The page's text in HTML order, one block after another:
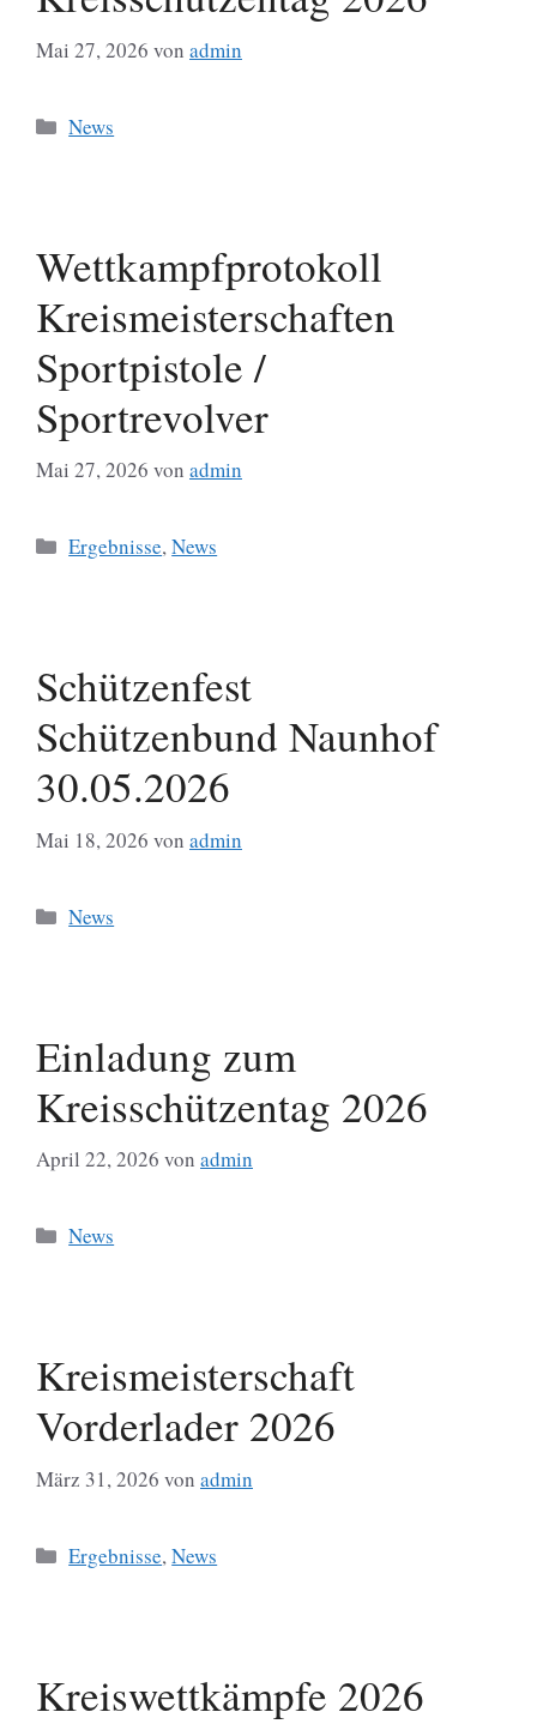
Mai 27, 2026 von admin
Kategorien
News
Wettkampfprotokoll
Kreismeisterschaften
Sportpistole /
Sportrevolver
Mai 27, 2026 von admin
Kategorien
Ergebnisse,News
Schützenfest
Schützenbund Naunhof
30.05.2026
Mai 18, 2026 von admin
Kategorien
News
Einladung zum
Kreisschützentag 2026
April 22, 2026 von admin
Kategorien
News
Kreismeisterschaft
Vorderlader 2026
März 31, 2026 von admin
Kategorien
Ergebnisse,News
Kreiswettkämpfe 2026